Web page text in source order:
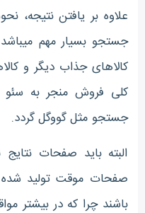
علاوه بر یافتن نتیجه،
جستجو بسیار مهم
کالاهای جذاب دیگر و
کلی فروش منجر به سئو
جستجو مثل گووگل گردد.
البته باید صفحات
صفحات موقت تولید شده
باشند چرا که در بیشتر